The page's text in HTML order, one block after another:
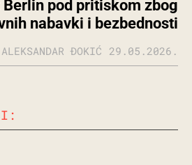
pod pritiskom zbog
nabavki i bezbednosti
ALEKSANDAR ĐOKIĆ 29.05.2026.